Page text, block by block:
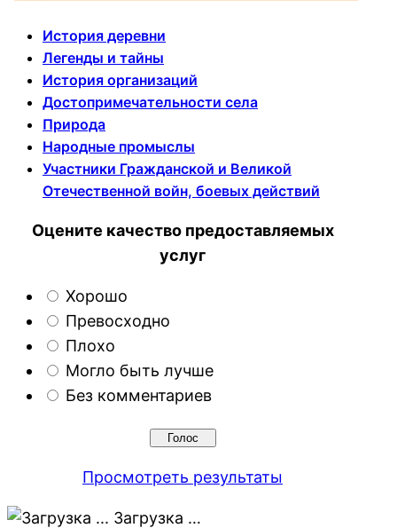
История деревни
Легенды и тайны
История организаций
Достопримечательности села
Природа
Народные промыслы
Участники Гражданской и Великой
Отечественной войн, боевых действий
Оцените качество предоставляемых
услуг
Хорошо
Превосходно
Плохо
Могло быть лучше
Без комментариев
Просмотреть результаты
Загрузка …